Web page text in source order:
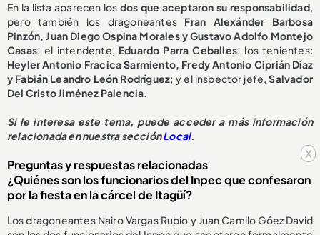
x
En la lista aparecen los dos que aceptaron su responsabilidad,
pero también los dragoneantes Fran Alexánder Barbosa
Pinzón, Juan Diego Ospina Morales y Gustavo Adolfo Montejo
Casas; el intendente, Eduardo Parra Ceballes; los tenientes:
Heyler Antonio Fracica Sarmiento, Fredy Antonio Ciprián Díaz
y Fabián Leandro León Rodríguez; y el inspector jefe,Salvador
Del Cristo Jiménez Palencia.
Si le interesa este tema, puede acceder a más información
relacionada en nuestra secciónLocal.
Preguntas y respuestas relacionadas
¿Quiénes son los funcionarios del Inpec que confesaron
por la fiesta en la cárcel de Itagüí?
Los dragoneantes Nairo Vargas Rubio y Juan Camilo Góez David